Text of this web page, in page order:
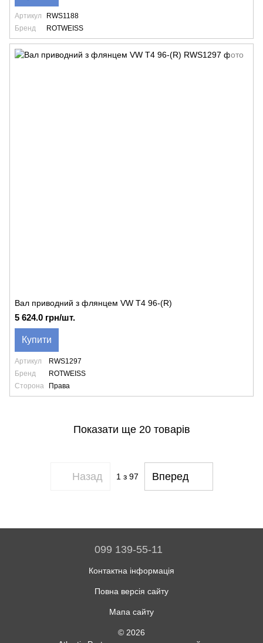
Артикул
RWS1188
Бренд
ROTWEISS
Вал приводний з флянцем VW T4 96-(R)
5 624.0 грн/шт.
Купити
Артикул
RWS1297
Бренд
ROTWEISS
Сторона
Права
Показати ще 20 товарів
Назад 1 з 97 Вперед
099 139-55-11
Контактна інформація
Повна версія сайту
Мапа сайту
© 2026